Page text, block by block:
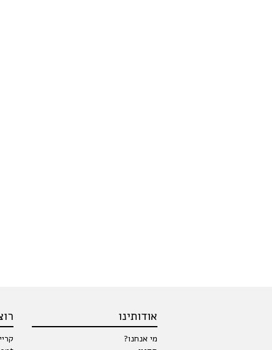
אודותינו
מי אנחנו?